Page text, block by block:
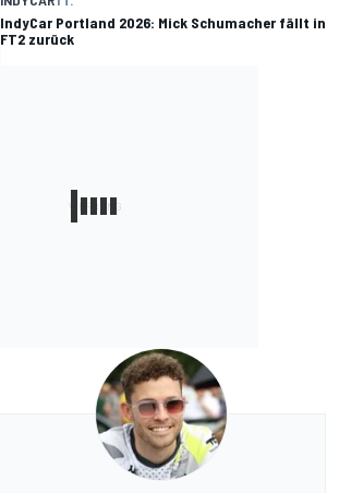
IndyCar Portland 2026: Mick Schumacher fällt in
FT2 zurück